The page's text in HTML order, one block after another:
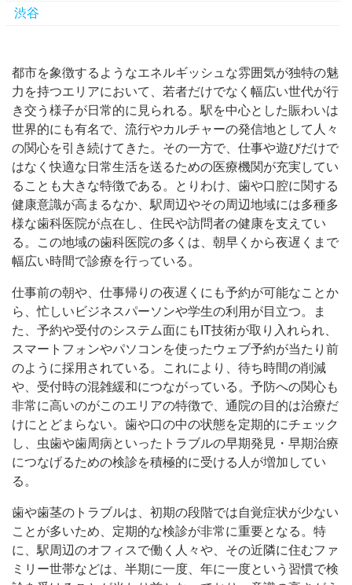
渋谷
都市を象徴するようなエネルギッシュな雰囲気が独特の魅
力を持つエリアにおいて、若者だけでなく幅広い世代が行
き交う様子が日常的に見られる。駅を中心とした賑わいは
世界的にも有名で、流行やカルチャーの発信地として人々
の関心を引き続けてきた。その一方で、仕事や遊びだけで
はなく快適な日常生活を送るための医療機関が充実してい
ることも大きな特徴である。とりわけ、歯や口腔に関する
健康意識が高まるなか、駅周辺やその周辺地域には多種多
様な歯科医院が点在し、住民や訪問者の健康を支えてい
る。この地域の歯科医院の多くは、朝早くから夜遅くまで
幅広い時間で診療を行っている。
仕事前の朝や、仕事帰りの夜遅くにも予約が可能なことか
ら、忙しいビジネスパーソンや学生の利用が目立つ。ま
た、予約や受付のシステム面にもIT技術が取り入れられ、
スマートフォンやパソコンを使ったウェブ予約が当たり前
のように採用されている。これにより、待ち時間の削減
や、受付時の混雑緩和につながっている。予防への関心も
非常に高いのがこのエリアの特徴で、通院の目的は治療だ
けにとどまらない。歯や口の中の状態を定期的にチェック
し、虫歯や歯周病といったトラブルの早期発見・早期治療
につなげるための検診を積極的に受ける人が増加してい
る。
歯や歯茎のトラブルは、初期の段階では自覚症状が少ない
ことが多いため、定期的な検診が非常に重要となる。特
に、駅周辺のオフィスで働く人々や、その近隣に住むファ
ミリー世帯などは、半期に一度、年に一度という習慣で検